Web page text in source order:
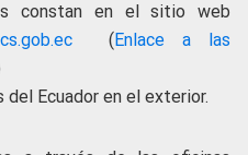
constan en el sitio web
(Enlace a las
del Ecuador en el exterior.